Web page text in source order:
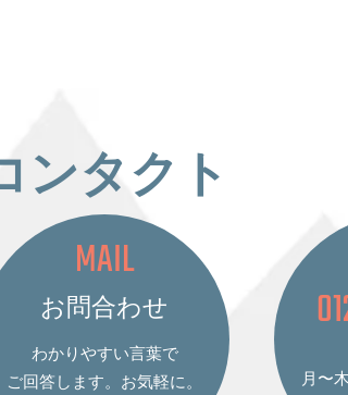
ンタクト
MAIL
お問合わせ
わかりやすい言葉で
ご回答します。お気軽に。
月〜